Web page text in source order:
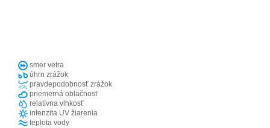
smer vetra
úhrn zrážok
pravdepodobnosť zrážok
priemerná oblačnosť
relatívna vlhkosť
intenzita UV žiarenia
teplota vody